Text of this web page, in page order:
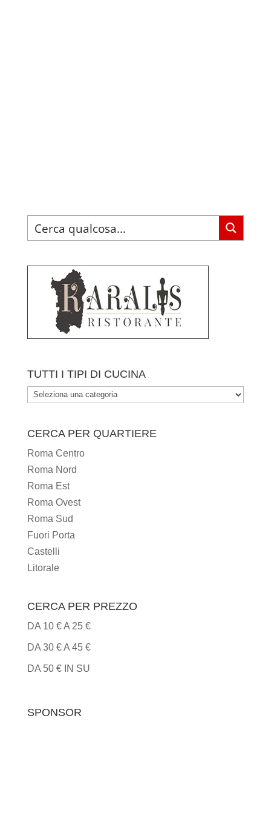
TUTTI I TIPI DI CUCINA
TUTTI
CUCINA
CERCA PER QUARTIERE
Roma Centro
Roma Nord
Roma Est
Roma Ovest
Roma Sud
Fuori Porta
Castelli
Litorale
CERCA PER PREZZO
DA 10 € A 25 €
DA 30 € A 45 €
DA 50 € IN SU
SPONSOR